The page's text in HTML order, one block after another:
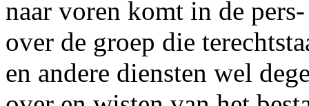
naar voren komt in de
over de groep die
en andere diensten wel